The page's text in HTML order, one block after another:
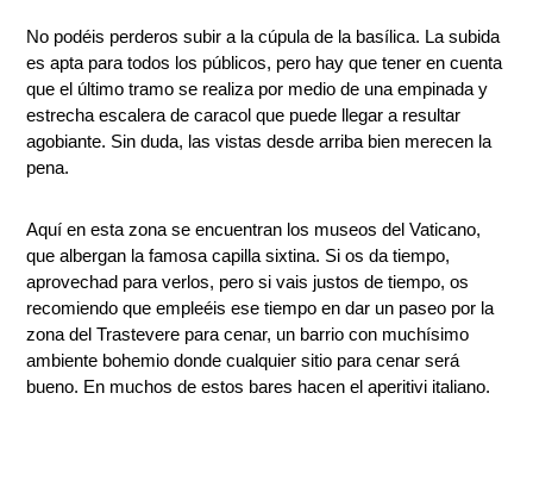
No podéis perderos subir a la cúpula de la basílica. La subida
es apta para todos los públicos, pero hay que tener en cuenta
que el último tramo se realiza por medio de una empinada y
estrecha escalera de caracol que puede llegar a resultar
agobiante. Sin duda, las vistas desde arriba bien merecen la
pena.
Aquí en esta zona se encuentran los museos del Vaticano,
que albergan la famosa capilla sixtina. Si os da tiempo,
aprovechad para verlos, pero si vais justos de tiempo, os
recomiendo que empleéis ese tiempo en dar un paseo por la
zona del Trastevere para cenar, un barrio con muchísimo
ambiente bohemio donde cualquier sitio para cenar será
bueno. En muchos de estos bares hacen el aperitivi italiano.